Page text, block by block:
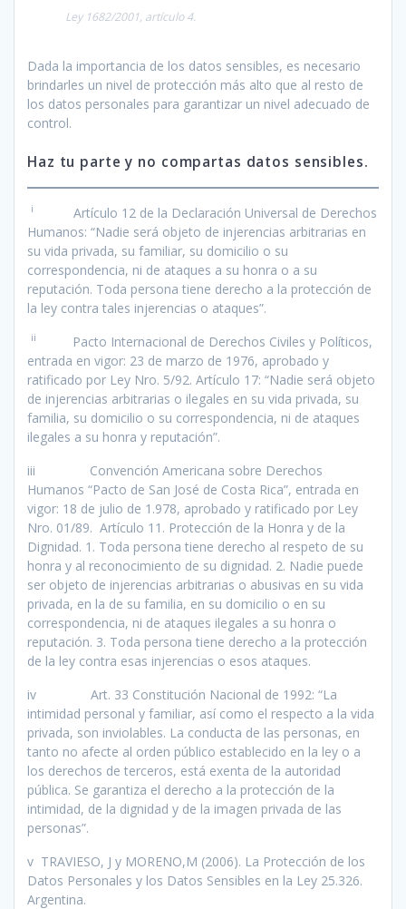
Ley 1682/2001, artículo 4.
Dada la importancia de los datos sensibles, es necesario
brindarles un nivel de protección más alto que al resto de
los datos personales para garantizar un nivel adecuado de
control.
Haz tu parte y no compartas datos sensibles.
i
Artículo 12 de la Declaración Universal de Derechos
Humanos: “Nadie será objeto de injerencias arbitrarias en
su vida privada, su familiar, su domicilio o su
correspondencia, ni de ataques a su honra o a su
reputación. Toda persona tiene derecho a la protección de
la ley contra tales injerencias o ataques”.
ii
Pacto Internacional de Derechos Civiles y Políticos,
entrada en vigor: 23 de marzo de 1976, aprobado y
ratificado por Ley Nro. 5/92. Artículo 17: “Nadie será objeto
de injerencias arbitrarias o ilegales en su vida privada, su
familia, su domicilio o su correspondencia, ni de ataques
ilegales a su honra y reputación”.
iii Convención Americana sobre Derechos
Humanos “Pacto de San José de Costa Rica”, entrada en
vigor: 18 de julio de 1.978, aprobado y ratificado por Ley
Nro. 01/89. Artículo 11. Protección de la Honra y de la
Dignidad. 1. Toda persona tiene derecho al respeto de su
honra y al reconocimiento de su dignidad. 2. Nadie puede
ser objeto de injerencias arbitrarias o abusivas en su vida
privada, en la de su familia, en su domicilio o en su
correspondencia, ni de ataques ilegales a su honra o
reputación. 3. Toda persona tiene derecho a la protección
de la ley contra esas injerencias o esos ataques.
iv Art. 33 Constitución Nacional de 1992: “La
intimidad personal y familiar, así como el respecto a la vida
privada, son inviolables. La conducta de las personas, en
tanto no afecte al orden público establecido en la ley o a
los derechos de terceros, está exenta de la autoridad
pública. Se garantiza el derecho a la protección de la
intimidad, de la dignidad y de la imagen privada de las
personas”.
v TRAVIESO, J y MORENO,M (2006). La Protección de los
Datos Personales y los Datos Sensibles en la Ley 25.326.
Argentina.